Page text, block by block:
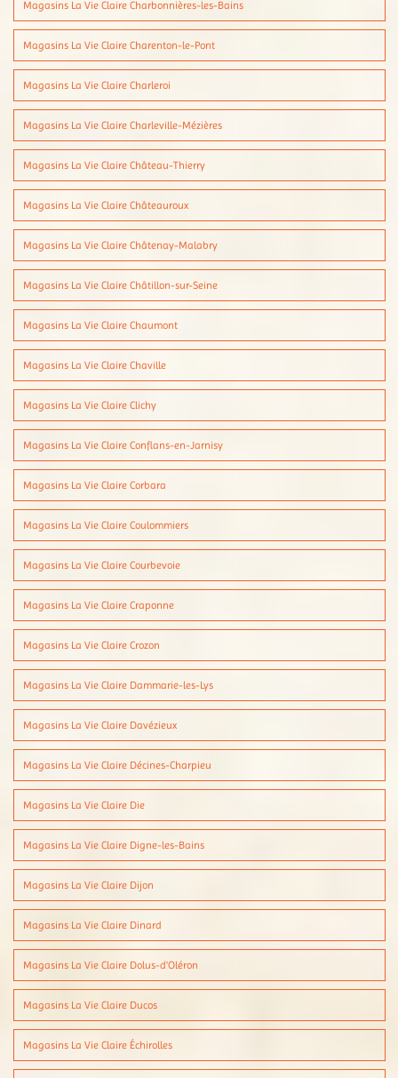
Magasins La Vie Claire Charbonnières-les-Bains
Magasins La Vie Claire Charenton-le-Pont
Magasins La Vie Claire Charleroi
Magasins La Vie Claire Charleville-Mézières
Magasins La Vie Claire Château-Thierry
Magasins La Vie Claire Châteauroux
Magasins La Vie Claire Châtenay-Malabry
Magasins La Vie Claire Châtillon-sur-Seine
Magasins La Vie Claire Chaumont
Magasins La Vie Claire Chaville
Magasins La Vie Claire Clichy
Magasins La Vie Claire Conflans-en-Jarnisy
Magasins La Vie Claire Corbara
Magasins La Vie Claire Coulommiers
Magasins La Vie Claire Courbevoie
Magasins La Vie Claire Craponne
Magasins La Vie Claire Crozon
Magasins La Vie Claire Dammarie-les-Lys
Magasins La Vie Claire Davézieux
Magasins La Vie Claire Décines-Charpieu
Magasins La Vie Claire Die
Magasins La Vie Claire Digne-les-Bains
Magasins La Vie Claire Dijon
Magasins La Vie Claire Dinard
Magasins La Vie Claire Dolus-d'Oléron
Magasins La Vie Claire Ducos
Magasins La Vie Claire Échirolles